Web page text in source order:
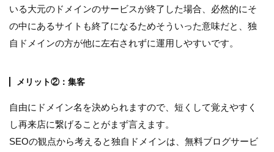
いる大元のドメインのサービスが終了した場合、必然的にそ
の中にあるサイトも終了になるためそういった意味だと、独
自ドメインの方が他に左右されずに運用しやすいです。
メリット②：集客
自由にドメイン名を決められますので、短くして覚えやすく
し再来店に繋げることがまず言えます。
SEOの観点から考えると独自ドメインは、無料ブログサービ